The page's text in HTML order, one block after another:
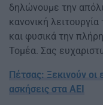
δηλώνουμε την
κανονική
και φυσικά την
Τομέα. Σας
Πέτσας: Ξεκινούν οι
ασκήσεις στα ΑΕΙ